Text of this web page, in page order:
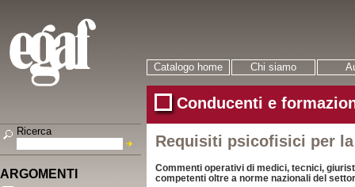
Catalogo home Chi siamo
Conducenti e
Requisiti psicofisici per
Commenti operativi di medici, tecnici,
competenti oltre a norme nazionali del
Ricerca
ARGOMENTI